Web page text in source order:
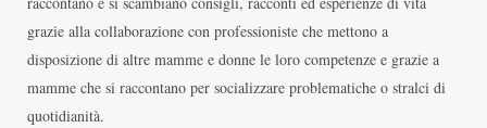
grazie alla collaborazione con professioniste che mettono a
disposizione di altre mamme e donne le loro competenze e grazie a
mamme che si raccontano per socializzare problematiche o stralci di
quotidianità.